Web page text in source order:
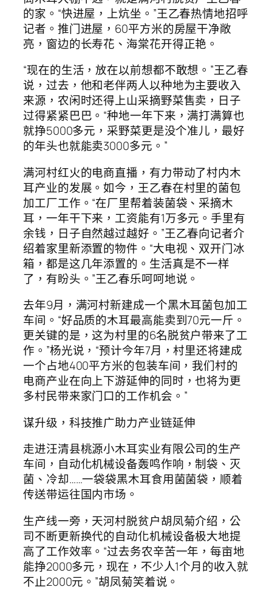
的家。“快进屋，上炕坐。”王乙春热情地招呼
记者。推门进屋，60平方米的房屋干净敞
亮，窗边的长寿花、海棠花开得正艳。
“现在的生活，放在以前想都不敢想。”王乙春
说，过去，他和老伴两人以种地为主要收入
来源，农闲时还得上山采摘野菜售卖，日子
过得紧紧巴巴。“种地一年下来，满打满算也
就挣5000多元，采野菜更是没个准儿，最好
的年头也就能卖3000多元。”
满河村红火的电商直播，有力带动了村内木
耳产业的发展。如今，王乙春在村里的菌包
加工厂工作。“在厂里帮着装菌袋、采摘木
耳，一年干下来，工资能有1万多元。手里有
余钱，日子自然越过越好。”王乙春向记者介
绍着家里新添置的物件。“大电视、双开门冰
箱，都是这几年添置的。生活真是不一样
了，有盼头。”王乙春乐呵呵地说。
去年9月，满河村新建成一个黑木耳菌包加工
车间。“好品质的木耳最高能卖到70元一斤。
更关键的是，这为村里的6名脱贫户带来了工
作。”杨光说，“预计今年7月，村里还将建成
一个占地400平方米的包装车间，我们村的
电商产业在向上下游延伸的同时，也将为更
多村民带来家门口的工作机会。”
谋升级，科技推广助力产业链延伸
走进汪清县桃源小木耳实业有限公司的生产
车间，自动化机械设备轰鸣作响，制袋、灭
菌、冷却……一袋袋黑木耳食用菌菌袋，顺着
传送带运往国内市场。
生产线一旁，天河村脱贫户胡凤菊介绍，公
司不断更新换代的自动化机械设备极大地提
高了工作效率。“过去务农辛苦一年，每亩地
能挣2000多元，现在，不少人1个月的收入就
不止2000元。”胡凤菊笑着说。